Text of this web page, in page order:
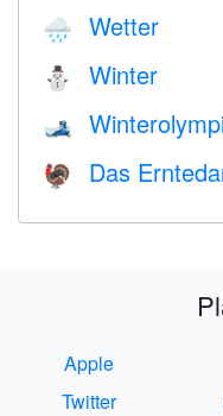
🌧 Wetter
⛄ Winter
🎿
🦃 Das
Apple
Twitter